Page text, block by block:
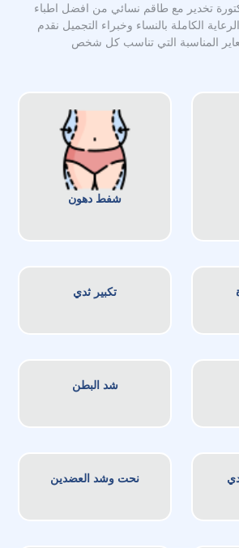
تخدير مع طاقم نسائي من افضل اطباء
الكاملة بالنساء وخبراء التجميل نقدم
المناسبة التي تناسب كل شخص
شفط دهون
تكبير ثدي
شد البطن
نحت وشد العضدين